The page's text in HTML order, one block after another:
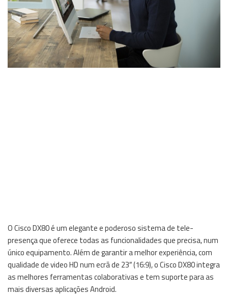
O Cisco DX80 é um elegante e poderoso sistema de tele-
presença que oferece todas as funcionalidades que precisa, num
único equipamento. Além de garantir a melhor experiência, com
qualidade de video HD num ecrã de 23″ (16:9), o Cisco DX80 integra
as melhores ferramentas colaborativas e tem suporte para as
mais diversas aplicações Android.